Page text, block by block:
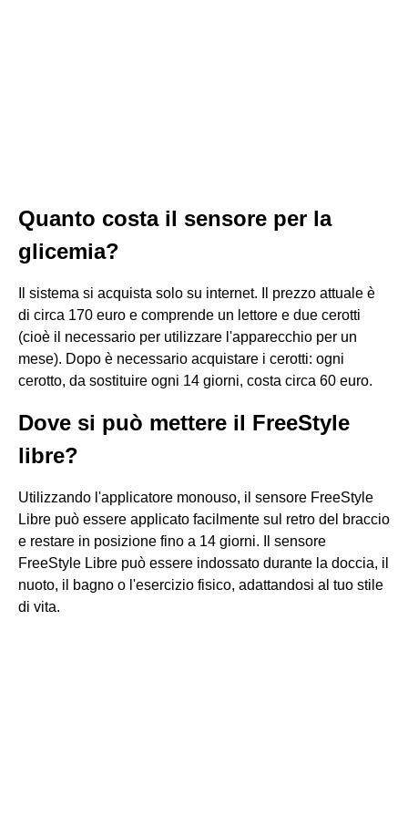
Quanto costa il sensore per la
glicemia?
Il sistema si acquista solo su internet. Il prezzo attuale è
di circa 170 euro e comprende un lettore e due cerotti
(cioè il necessario per utilizzare l'apparecchio per un
mese). Dopo è necessario acquistare i cerotti: ogni
cerotto, da sostituire ogni 14 giorni, costa circa 60 euro.
Dove si può mettere il FreeStyle
libre?
Utilizzando l'applicatore monouso, il sensore FreeStyle
Libre può essere applicato facilmente sul retro del braccio
e restare in posizione fino a 14 giorni. Il sensore
FreeStyle Libre può essere indossato durante la doccia, il
nuoto, il bagno o l'esercizio fisico, adattandosi al tuo stile
di vita.